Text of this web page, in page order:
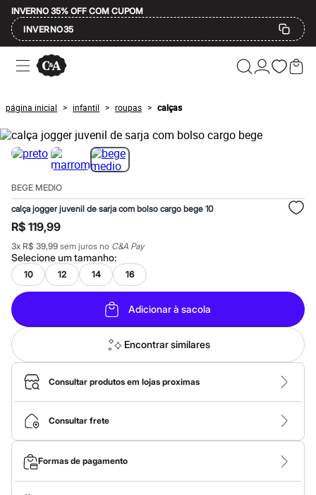
INVERNO 35% OFF COM CUPOM
INVERNO35
Ofertas
Compre por Departamento
Masculino
Infantil
Calçados
Mindse7
Plus Size
Até 20% off
Até 60% off
A partir de 60% off
Feminino
Em alta
Inverno
Alfaiataria
Novidades
Roupas
Blusas e Camisetas
Básicos
Calças
Casacos e Jaquetas
Jeans
Macacões
Saias
Shorts e Bermudas
Vestidos
Bolsas
Bonés e Chapéus
Bijoux
Cintos
Óculos
Relógios
página inicial > infantil > roupas > calças
BEGE MEDIO
calça jogger juvenil de sarja com bolso cargo bege 10
R$ 119,99
3x R$ 39,99 sem juros no C&A Pay
Selecione umtamanho:
10 12 14 16
Adicionar à sacola
Encontrar similares
Consultar produtos em lojas proximas
Consultar frete
Formas de pagamento